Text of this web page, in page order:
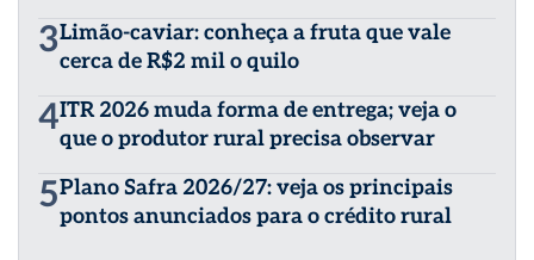
3Limão-caviar: conheça a fruta que vale
cerca de R$2 mil o quilo
4ITR 2026 muda forma de entrega; veja o
que o produtor rural precisa observar
5Plano Safra 2026/27: veja os principais
pontos anunciados para o crédito rural